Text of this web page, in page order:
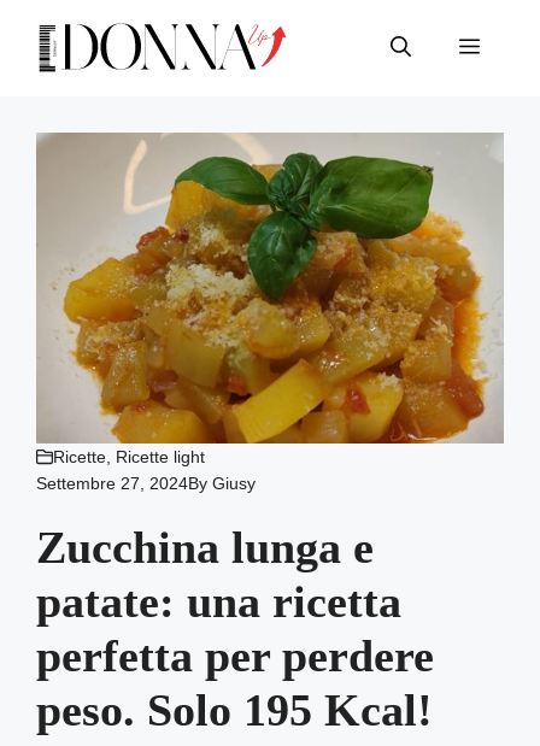
contenuto
Menu
Ricette, Ricette light
Settembre 27, 2024ByGiusy
Zucchina lunga e
patate: una ricetta
perfetta per perdere
peso. Solo 195 Kcal!